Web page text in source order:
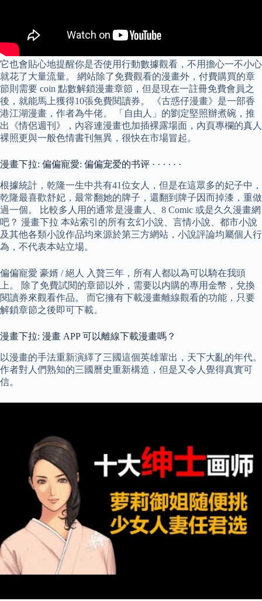
它也會貼心地提醒你是否使用行動數據觀看，不用擔心一不小心
就花了大量流量。 網站除了免費觀看的漫畫外，付費購買的章
節則需要 coin 點數解鎖漫畫章節，但是現在一註冊免費會員之
後，就能馬上獲得10張免費閱讀券。 《古惑仔漫畫》是一部香
港江湖漫畫，作者為牛佬。 「自由人」的劉定堅照辦煮碗，推
出《情侶週刊》，內容連漫畫也加插裸露場面，內頁專欄的真人
裸照更與一般色情書刊無異，很快在市場冒起。
漫畫下拉: 偏偏寵愛: 偏偏宠爱的书评 · · · · · ·
根據統計，乾隆一生中共有41位女人，但是在這眾多的妃子中，
乾隆最喜歡舒妃，最常翻她的牌子，還翻到牌子因而掉漆，重做
過一個。 比較多人用的通常是漫畫人、8 Comic 或是久久漫畫網
吧？ 漫畫下拉 本站索引的所有玄幻小說、言情小說、都市小說
及其他各類小說作品均來源於第三方網站，小說評論均屬個人行
為，不代表本站立場。
偏偏寵愛 豪婿 / 絕人 入贅三年，所有人都以為可以騎在我頭
上。 除了免費試閱的章節以外，需要以内購的專用金幣，兌換
閱讀券來觀看作品。 而它擁有下載漫畫離線觀看的功能，只要
解鎖章節之後即可下載。
漫畫下拉: 漫畫 APP 可以離線下載漫畫嗎？
以漫畫的手法重新演繹了三國這個英雄輩出，天下大亂的年代。
作者對人們熟知的三國曆史重新構造，但是又令人覺得真實可
信。